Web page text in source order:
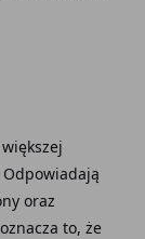
oraz
to, że